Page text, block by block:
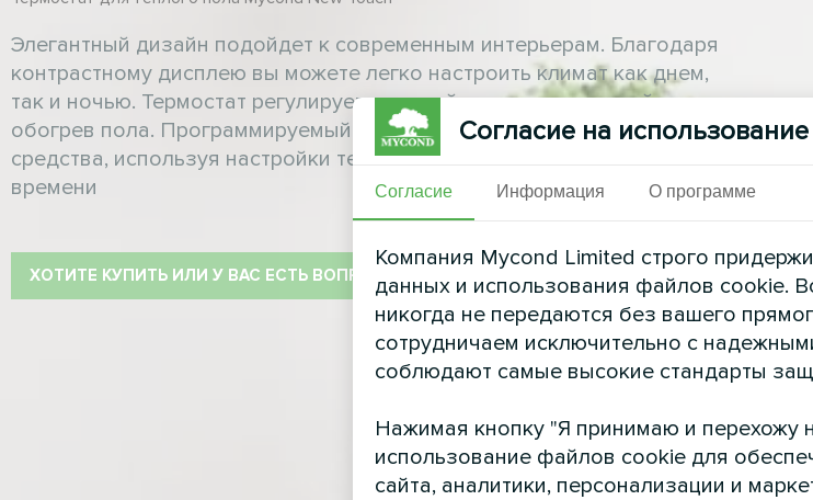
Элегантный дизайн подойдет к современным интерьерам. Благодаря
контрастному дисплею вы можете легко настроить климат как днем,
так и ночью. Термостат регулирует водяной или электрический
обогрев пола. Программируемый режим позволяет экономить
средства, используя настройки температуры для каждого интервала
времени
ХОТИТЕ КУПИТЬ ИЛИ У ВАС ЕСТЬ ВОПРОСЫ?
Согласие на
Согласие Информация О программе
Компания Mycond Limited строго
данных и использования файлов cookie.
никогда не передаются без вашего
сотрудничаем исключительно с
соблюдают самые высокие стандарты
Нажимая кнопку "Я принимаю и перехожу
использование файлов cookie для
сайта, аналитики, персонализации и